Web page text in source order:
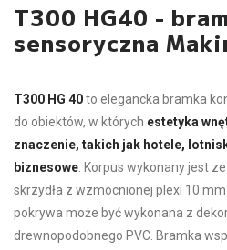
T300 HG40 -
sensoryczna
T300 HG 40to elegancka bramka
do obiektów, w których estetyka
znaczenie, takich jak hotele,
biznesowe. Korpus wykonany jest
skrzydła z wzmocnionej plexi 10
pokrywa może być wykonana z
drewnopodobnego PVC. Bramka